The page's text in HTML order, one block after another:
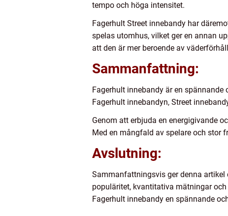
tempo och höga intensitet.
Fagerhult Street innebandy har
spelas utomhus, vilket ger en annan
att den är mer beroende av
Sammanfattning:
Fagerhult innebandy är en
Fagerhult innebandyn, Street
Genom att erbjuda en energigivande
Med en mångfald av spelare och stor
Avslutning:
Sammanfattningsvis ger denna artikel
populäritet, kvantitativa mätningar
Fagerhult innebandy en spännande